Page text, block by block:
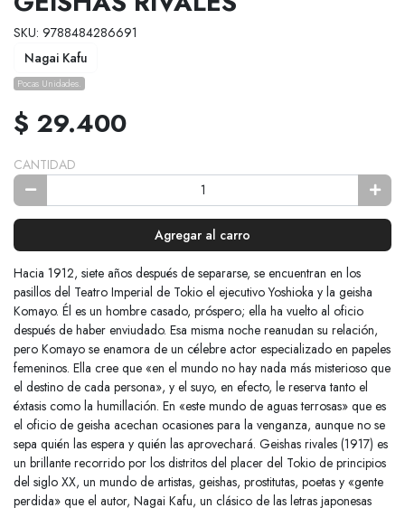
SKU: 9788484286691
Nagai Kafu
Pocas Unidades.
$ 29.400
CANTIDAD
Agregar al carro
Hacia 1912, siete años después de separarse, se encuentran en los
pasillos del Teatro Imperial de Tokio el ejecutivo Yoshioka y la geisha
Komayo. Él es un hombre casado, próspero; ella ha vuelto al oficio
después de haber enviudado. Esa misma noche reanudan su relación,
pero Komayo se enamora de un célebre actor especializado en papeles
femeninos. Ella cree que «en el mundo no hay nada más misterioso que
el destino de cada persona», y el suyo, en efecto, le reserva tanto el
éxtasis como la humillación. En «este mundo de aguas terrosas» que es
el oficio de geisha acechan ocasiones para la venganza, aunque no se
sepa quién las espera y quién las aprovechará. Geishas rivales (1917) es
un brillante recorrido por los distritos del placer del Tokio de principios
del siglo XX, un mundo de artistas, geishas, prostitutas, poetas y «gente
perdida» que el autor, Nagai Kafu, un clásico de las letras japonesas